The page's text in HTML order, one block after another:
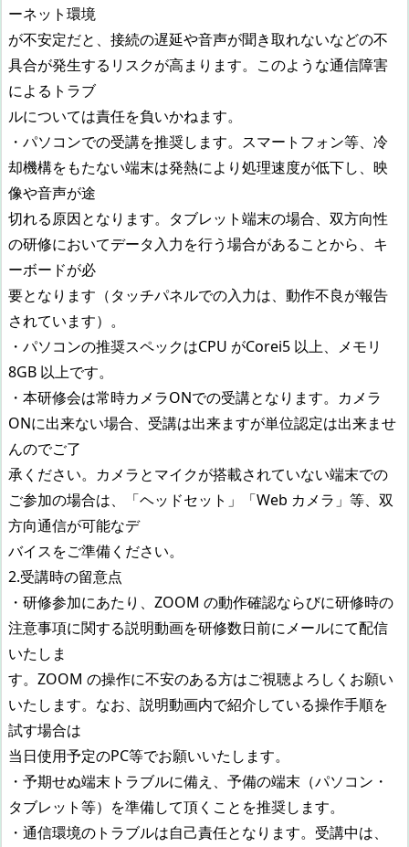
ーネット環境
が不安定だと、接続の遅延や音声が聞き取れないなどの不
具合が発生するリスクが高まります。このような通信障害
によるトラブ
ルについては責任を負いかねます。
・パソコンでの受講を推奨します。スマートフォン等、冷
却機構をもたない端末は発熱により処理速度が低下し、映
像や音声が途
切れる原因となります。タブレット端末の場合、双方向性
の研修においてデータ入力を行う場合があることから、キ
ーボードが必
要となります（タッチパネルでの入力は、動作不良が報告
されています）。
・パソコンの推奨スペックはCPU がCorei5 以上、メモリ
8GB 以上です。
・本研修会は常時カメラONでの受講となります。カメラ
ONに出来ない場合、受講は出来ますが単位認定は出来ませ
んのでご了
承ください。カメラとマイクが搭載されていない端末での
ご参加の場合は、「ヘッドセット」「Web カメラ」等、双
方向通信が可能なデ
バイスをご準備ください。
2.受講時の留意点
・研修参加にあたり、ZOOM の動作確認ならびに研修時の
注意事項に関する説明動画を研修数日前にメールにて配信
いたしま
す。ZOOM の操作に不安のある方はご視聴よろしくお願い
いたします。なお、説明動画内で紹介している操作手順を
試す場合は
当日使用予定のPC等でお願いいたします。
・予期せぬ端末トラブルに備え、予備の端末（パソコン・
タブレット等）を準備して頂くことを推奨します。
・通信環境のトラブルは自己責任となります。受講中は、